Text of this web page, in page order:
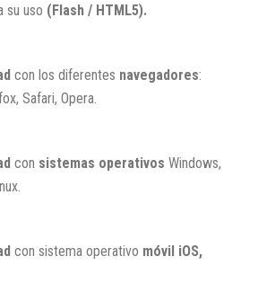
su uso (Flash / HTML5).
con los diferentes navegadores:
Safari, Opera.
con sistemas operativos Windows,
con sistema operativo móvil iOS,